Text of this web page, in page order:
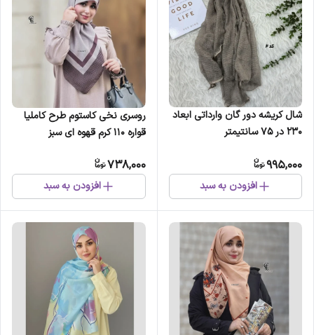
شال کریشه دور گان وارداتی ابعاد
230 در 75 سانتیمتر
995,000
افزودن به سبد
روسری نخی کاستوم طرح کاملیا
قواره 110 کرم قهوه ای سبز
738,000
افزودن به سبد